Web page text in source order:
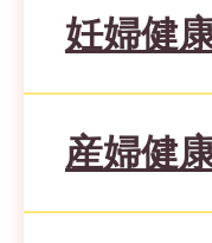
妊婦健
産婦健